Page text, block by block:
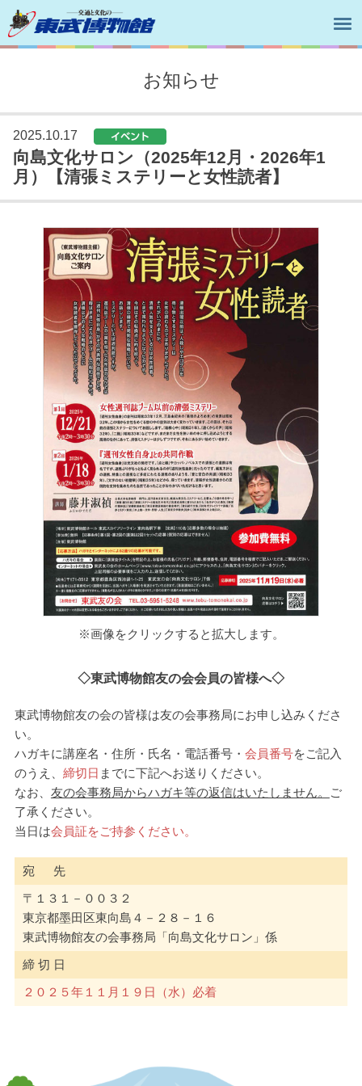
お知らせ
2025.10.17
向島文化サロン（2025年12月・2026年1
月）【清張ミステリーと女性読者】
※画像をクリックすると拡大します。
◇東武博物館友の会会員の皆様へ◇
東武博物館友の会の皆様は友の会事務局にお申し込みくださ
い。
ハガキに講座名・住所・氏名・電話番号・ 会員番号をご記入
のうえ、 締切日 までに下記へお送りください。
なお、 友の会事務局からハガキ等の返信はいたしません。
ご
了承ください。
当日は会員証をご持参ください。
宛 先
〒１３１－００３２
東京都墨田区東向島４－２８－１６
東武博物館友の会事務局「向島文化サロン」係
締 切 日
２０２５年１１月１９日（水）必着